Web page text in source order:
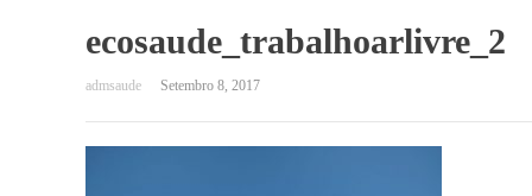
ecosaude_trabalhoarlivre_2
Setembro 8, 2017